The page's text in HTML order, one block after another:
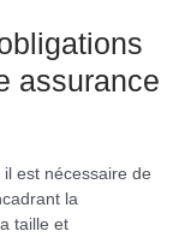
assurance
est nécessaire de
la
taille et